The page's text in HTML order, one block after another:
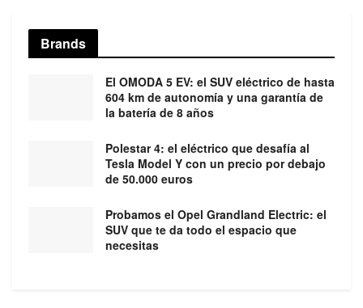
Brands
El OMODA 5 EV: el SUV eléctrico de hasta
604 km de autonomía y una garantía de
la batería de 8 años
Polestar 4: el eléctrico que desafía al
Tesla Model Y con un precio por debajo
de 50.000 euros
Probamos el Opel Grandland Electric: el
SUV que te da todo el espacio que
necesitas